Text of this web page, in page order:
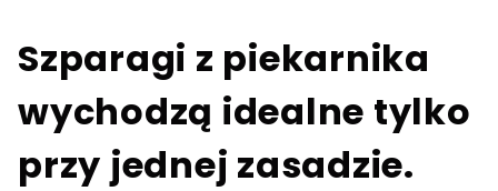
Szparagi z piekarnika
wychodzą idealne tylko
przy jednej zasadzie.